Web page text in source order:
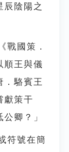
辰陰陽之
戰國策．
順王與儀
．駱賓王
獻策干
卿？」
符號在簡